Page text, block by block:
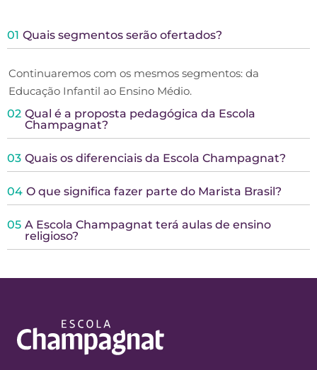
01 Quais segmentos serão ofertados?
Continuaremos com os mesmos segmentos: da
Educação Infantil ao Ensino Médio.
02 Qual é a proposta pedagógica da Escola
Champagnat?
03 Quais os diferenciais da Escola Champagnat?
04 O que significa fazer parte do Marista Brasil?
05 A Escola Champagnat terá aulas de ensino
religioso?